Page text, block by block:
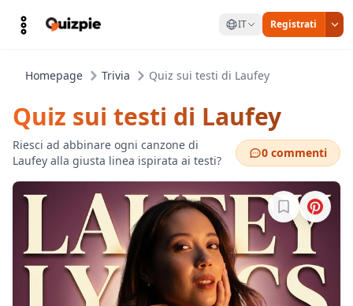
IT Registrati
Homepage Trivia Quiz sui testi di Laufey
Quiz sui testi di Laufey
Riesci ad abbinare ogni canzone di
Laufey alla giusta linea ispirata ai testi?
0 commenti
Accedi per